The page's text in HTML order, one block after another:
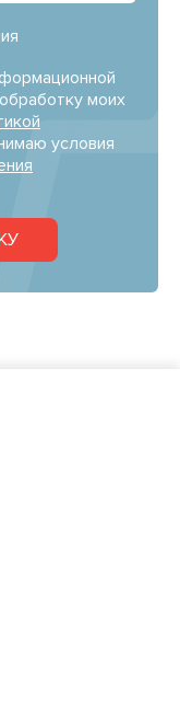
моих
условия